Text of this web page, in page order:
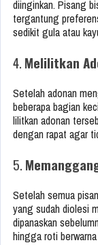
diinginkan. Pisang
tergantung
sedikit gula atau
4. Melilitkan
Setelah adonan
beberapa bagian
lilitkan adonan
dengan rapat agar
5.
Setelah semua
yang sudah diolesi
dipanaskan
hingga roti